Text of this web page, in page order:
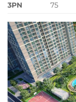
3PN
75